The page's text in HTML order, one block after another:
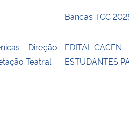
Bancas TCC
– Direção
Teatral
EDITAL CACEN
ESTUDANTES